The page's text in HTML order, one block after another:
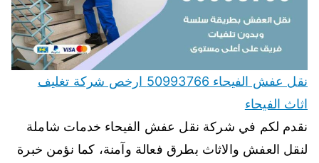
نقل عفش الفيحاء 50993766 ارخص شركة تغليف
اثاث الفيحاء
نقدم لكم في شركة نقل عفش الفيحاء خدمات شاملة
لنقل العفش والاثاث بطرق فعالة وآمنة، كما نؤمن خبرة